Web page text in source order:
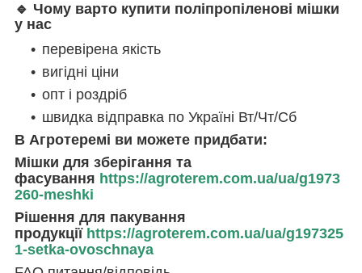
🔹 Чому варто купити поліпропіленові мішки
у нас
перевірена якість
вигідні ціни
опт і роздріб
швидка відправка по Україні Вт/Чт/Сб
В Агротеремі ви можете придбати:
Мішки для зберігання та
фасування https://agroterem.com.ua/ua/g1973
260-meshki
Рішення для пакування
продукції https://agroterem.com.ua/ua/g197325
1-setka-ovoschnaya